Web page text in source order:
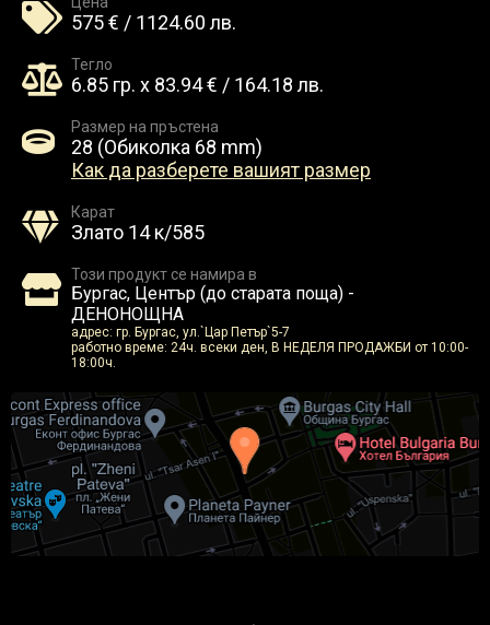
575 € / 1124.60 лв.
Тегло
6.85 гр. x 83.94 € / 164.18 лв.
Размер на пръстена
28 (Обиколка 68 mm)
Как да разберете вашият размер
Карат
Злато 14 к/585
Този продукт се намира в
Бургас, Център (до старата поща) -
ДЕНОНОЩНА
адрес: гр. Бургас, ул.`Цар Петър`5-7
работно време: 24ч. всеки ден, В НЕДЕЛЯ ПРОДАЖБИ от 10:00-
18:00ч.